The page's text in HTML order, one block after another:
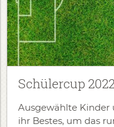
Schülercup
Ausgewählte Kinder
ihr Bestes, um das